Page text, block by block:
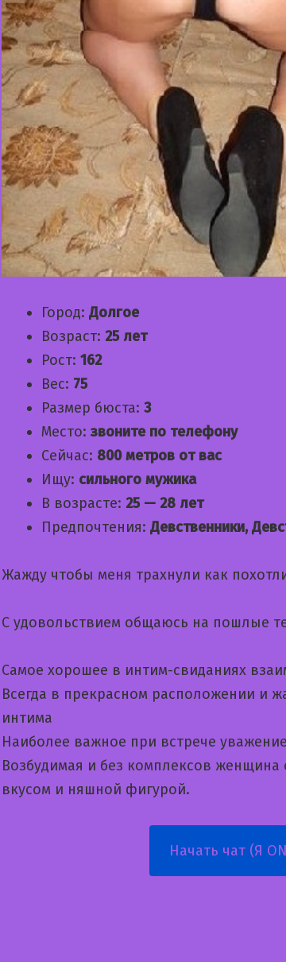
Город: Долгое
Возраст: 25 лет
Рост: 162
Вес: 75
Размер бюста: 3
Место:звоните по телефону
Сейчас: 800 метров от вас
Ищу: сильного мужика
В возрасте: 25 — 28 лет
Предпочтения: Девственники,
Жажду чтобы меня трахнули как
С удовольствием общаюсь на пошлые
Самое хорошее в интим-свиданиях
Всегда в прекрасном расположении и
интима
Наиболее важное при встрече уважение
Возбудимая и без комплексов
вкусом и няшной фигурой.
Начать чат (Я